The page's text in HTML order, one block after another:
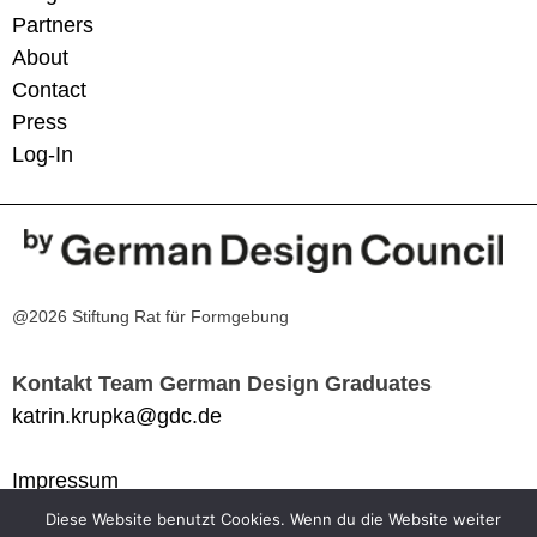
Partners
About
Contact
Press
Log-In
@2026 Stiftung Rat für Formgebung
Kontakt Team German Design Graduates
katrin.krupka@gdc.de
Impressum
Datenschutzerklärung
Diese Website benutzt Cookies. Wenn du die Website weiter